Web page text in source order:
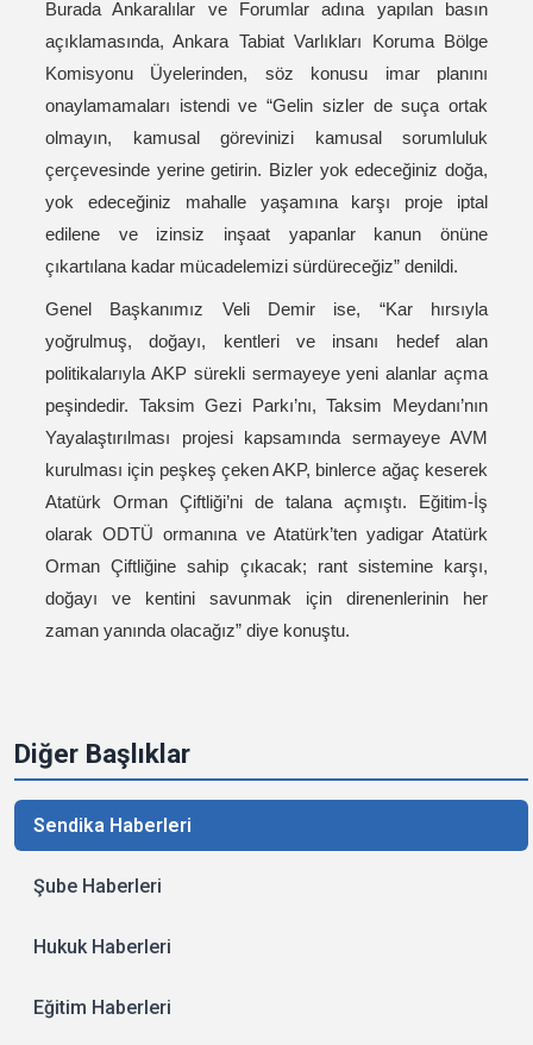
Diğer Başlıklar
Sendika Haberleri
Şube Haberleri
Hukuk Haberleri
Eğitim Haberleri
Burada Ankaralılar ve Forumlar adına yapılan basın
açıklamasında, Ankara Tabiat Varlıkları Koruma Bölge
Komisyonu Üyelerinden, söz konusu imar planını
onaylamamaları istendi ve “Gelin sizler de suça ortak
olmayın, kamusal görevinizi kamusal sorumluluk
çerçevesinde yerine getirin. Bizler yok edeceğiniz doğa,
yok edeceğiniz mahalle yaşamına karşı proje iptal
edilene ve izinsiz inşaat yapanlar kanun önüne
çıkartılana kadar mücadelemizi sürdüreceğiz” denildi.
Genel Başkanımız Veli Demir ise, “Kar hırsıyla
yoğrulmuş, doğayı, kentleri ve insanı hedef alan
politikalarıyla AKP sürekli sermayeye yeni alanlar açma
peşindedir. Taksim Gezi Parkı’nı, Taksim Meydanı’nın
Yayalaştırılması projesi kapsamında sermayeye AVM
kurulması için peşkeş çeken AKP, binlerce ağaç keserek
Atatürk Orman Çiftliği’ni de talana açmıştı. Eğitim-İş
olarak ODTÜ ormanına ve Atatürk’ten yadigar Atatürk
Orman Çiftliğine sahip çıkacak; rant sistemine karşı,
doğayı ve kentini savunmak için direnenlerinin her
zaman yanında olacağız” diye konuştu.